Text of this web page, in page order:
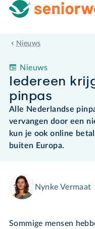
Nieuws
Iedereen krijgt een
Nieuws
Iedereen
pinpas
Alle Nederlandse
vervangen door een
kun je ook online
buiten Europa.
Nynke Vermaat
Sommige mensen